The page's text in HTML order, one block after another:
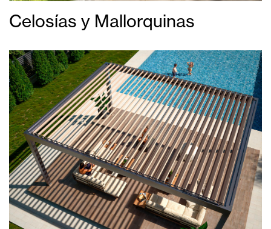
Celosías y Mallorquinas